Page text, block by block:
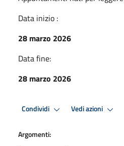
Data inizio :
28 marzo 2026
Data fine:
28 marzo 2026
Condividi Vedi azioni
Argomenti: